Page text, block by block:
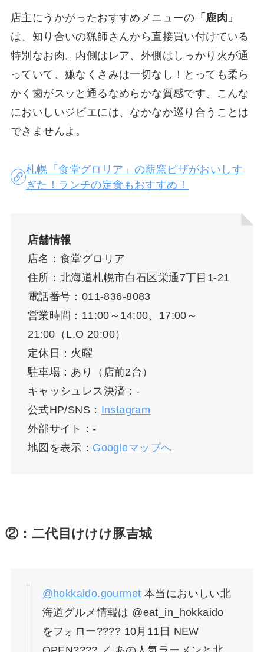
店主にうかがったおすすめメニューの 「鹿肉」
は、知り合いの猟師さんから直接買い付けている
特別なお肉。内側はレア、外側はしっかり火が通
っていて、嫌なくさみは一切なし！とっても柔ら
かく歯がスッと通るなめらかな質感です。こんな
においしいジビエには、なかなか巡り合うことは
できませんよ。
札幌「食堂グロリア」の薪窯ピザがおいしす
ぎた！ランチの定食もおすすめ！
店舗情報
店名：食堂グロリア
住所：北海道札幌市白石区栄通7丁目1-21
電話番号：011-836-8083
営業時間：11:00～14:00、17:00～
21:00（L.O 20:00）
定休日：火曜
駐車場：あり（店前2台）
キャッシュレス決済：-
公式HP/SNS： Instagram
外部サイト：-
地図を表示： Googleマップへ
②：二代目けけけ豚吉城
@hokkaido.gourmet 本当においしい北
海道グルメ情報は @eat_in_hokkaido
をフォロー???? 10月11日 NEW